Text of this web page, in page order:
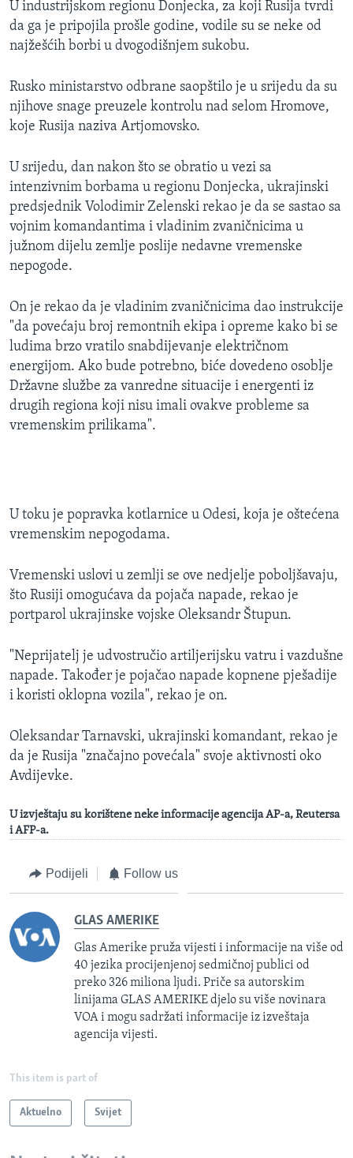
U industrijskom regionu Donjecka, za koji Rusija tvrdi
da ga je pripojila prošle godine, vodile su se neke od
najžešćih borbi u dvogodišnjem sukobu.
Rusko ministarstvo odbrane saopštilo je u srijedu da su
njihove snage preuzele kontrolu nad selom Hromove,
koje Rusija naziva Artjomovsko.
U srijedu, dan nakon što se obratio u vezi sa
intenzivnim borbama u regionu Donjecka, ukrajinski
predsjednik Volodimir Zelenski rekao je da se sastao sa
vojnim komandantima i vladinim zvaničnicima u
južnom dijelu zemlje poslije nedavne vremenske
nepogode.
On je rekao da je vladinim zvaničnicima dao instrukcije
"da povećaju broj remontnih ekipa i opreme kako bi se
ludima brzo vratilo snabdijevanje električnom
energijom. Ako bude potrebno, biće dovedeno osoblje
Državne službe za vanredne situacije i energenti iz
drugih regiona koji nisu imali ovakve probleme sa
vremenskim prilikama".
U toku je popravka kotlarnice u Odesi, koja je oštećena
vremenskim nepogodama.
Vremenski uslovi u zemlji se ove nedjelje poboljšavaju,
što Rusiji omogućava da pojača napade, rekao je
portparol ukrajinske vojske Oleksandr Štupun.
"Neprijatelj je udvostručio artiljerijsku vatru i vazdušne
napade. Također je pojačao napade kopnene pješadije
i koristi oklopna vozila", rekao je on.
Oleksandar Tarnavski, ukrajinski komandant, rekao je
da je Rusija "značajno povećala" svoje aktivnosti oko
Avdijevke.
U izvještaju su korištene neke informacije agencija AP-a, Reutersa
i AFP-a.
Podijeli Follow us
GLAS AMERIKE
Glas Amerike pruža vijesti i informacije na više od
40 jezika procijenjenoj sedmičnoj publici od
preko 326 miliona ljudi. Priče sa autorskim
linijama GLAS AMERIKE djelo su više novinara
VOA i mogu sadržati informacije iz izveštaja
agencija vijesti.
This item is part of
Aktuelno Svijet